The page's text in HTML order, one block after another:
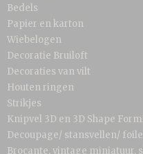
Bedels
Papier en karton
Wiebelogen
Decoratie Bruiloft
Decoraties van vilt
Houten ringen
Strikjes
Knipvel 3D en 3D Shape
Decoupage/ stansvellen/
Brocante, vintage miniatuur,